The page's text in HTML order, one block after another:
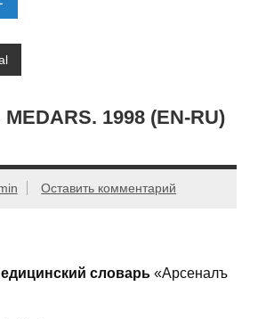
1998 (EN-RU)
Оставить комментарий
словарь «Арсеналъ